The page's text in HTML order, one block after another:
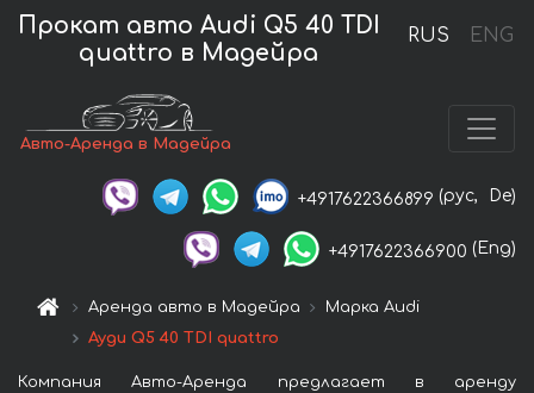
RUS ENG
Прокат авто Audi Q5 40 TDI
quattro в Мадейра
Авто-Аренда в Мадейра
+4917622366899 (рус, De)
+4917622366900 (Eng)
Аренда авто в Мадейра
Марка Audi
Ауди Q5 40 TDI quattro
Компания Авто-Аренда предлагает в аренду